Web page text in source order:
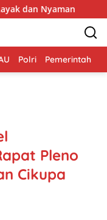
Memasuki Fase
Polri Pemerintah
Pleno
Cikupa